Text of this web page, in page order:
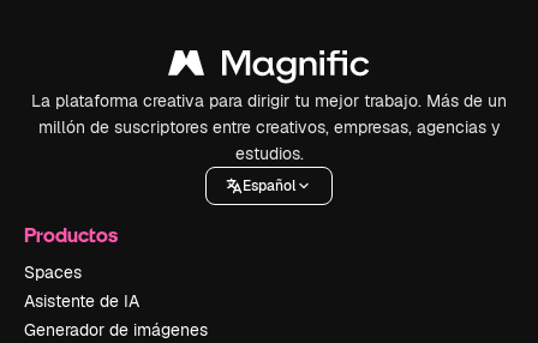
La plataforma creativa para dirigir tu mejor trabajo. Más de un
millón de suscriptores entre creativos, empresas, agencias y
estudios.
Español
Productos
Spaces
Asistente de IA
Generador de imágenes